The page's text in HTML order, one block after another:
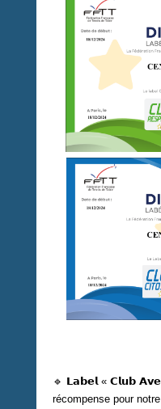
🔹 𝗟𝗮𝗯𝗲𝗹 « 𝗖𝗹𝘂𝗯
récompense pour